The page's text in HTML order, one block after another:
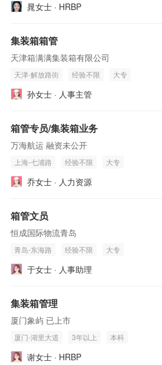
晁女士 · HRBP
集装箱箱管
天津箱满满集装箱有限公司
天津-解放路街 经验不限 大专
孙女士 · 人事主管
箱管专员/集装箱业务
万海航运 融资未公开
上海-七浦路 经验不限 大专
乔女士 · 人力资源
箱管文员
恒成国际物流青岛
青岛-东海路 经验不限 大专
于女士 · 人事助理
集装箱管理
厦门象屿 已上市
厦门-湖里大道 3年以上 本科
谢女士 · HRBP